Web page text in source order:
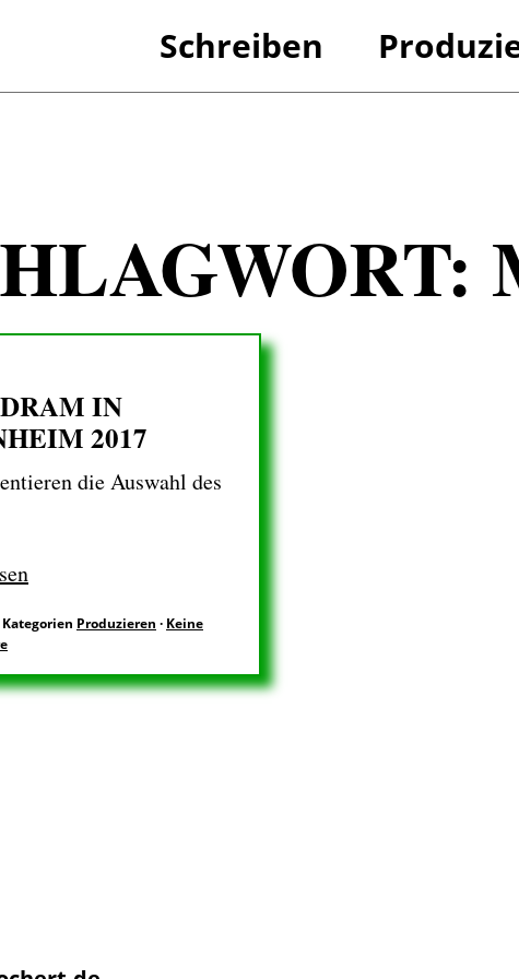
Schreiben
IN
2017
die Auswahl des
Kategorien Produzieren · Keine